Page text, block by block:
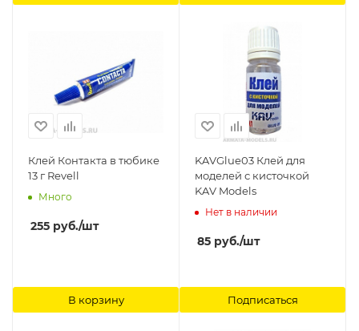
Клей Контакта в тюбике
13 г Revell
Много
255 руб./шт
В корзину
KAVGlue03 Клей для
моделей с кисточкой
KAV Models
Нет в наличии
85 руб./шт
Подписаться